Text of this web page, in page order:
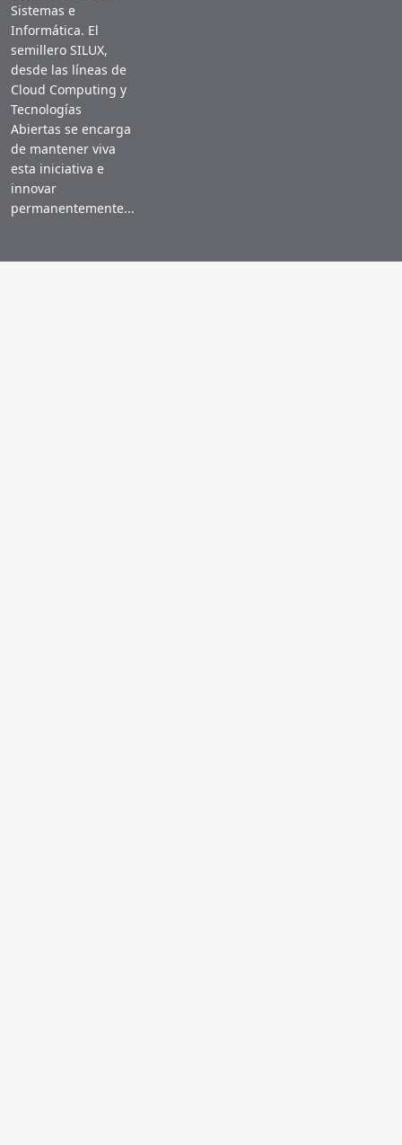
Sistemas e
Informática. El
semillero SILUX,
desde las líneas de
Cloud Computing y
Tecnologías
Abiertas se encarga
de mantener viva
esta iniciativa e
innovar
permanentemente...